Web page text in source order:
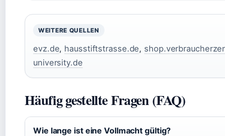
WEITERE QUELLEN
evz.de, hausstiftstrasse.de,
university.de
Häufig gestellte Fragen (FAQ)
Wie lange ist eine Vollmacht gültig?